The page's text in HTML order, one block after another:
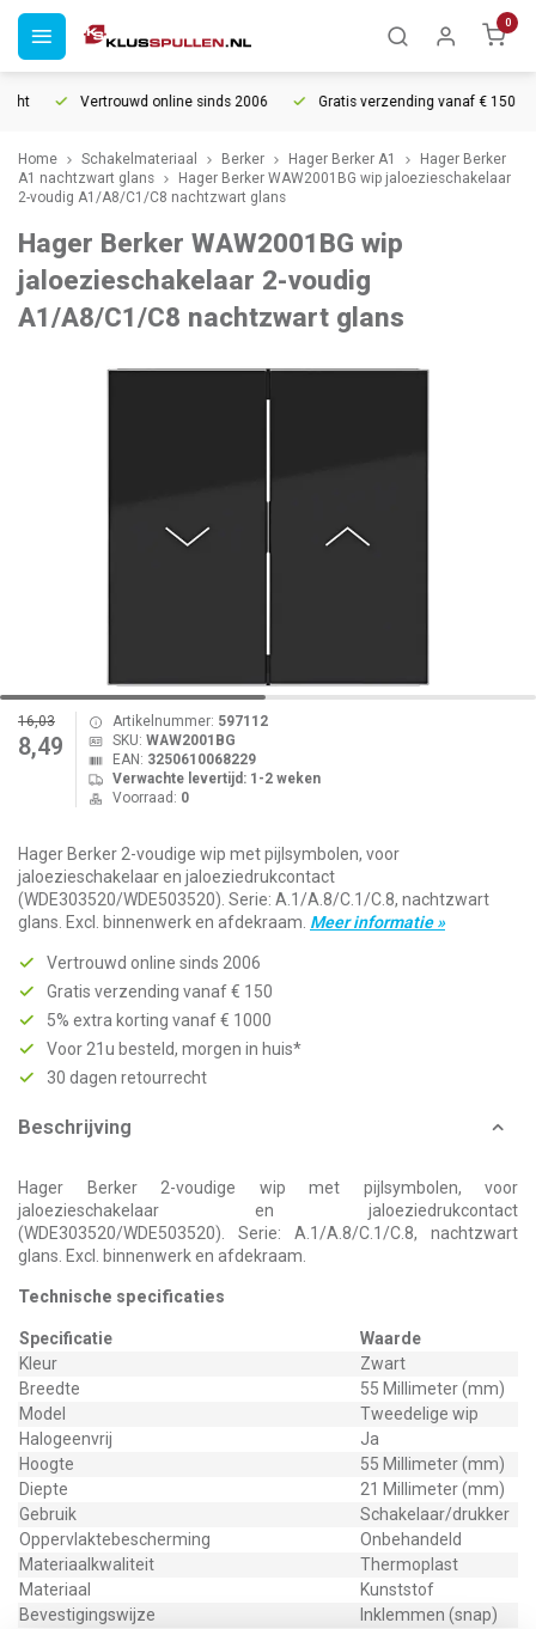
0
Vertrouwd online sinds 2006 Gratis verzending vanaf € 150
Home Schakelmateriaal Berker Hager Berker A1
Hager Berker
A1 nachtzwart glans
Hager Berker WAW2001BG wip jaloezieschakelaar
2-voudig A1/A8/C1/C8 nachtzwart glans
Hager Berker WAW2001BG wip
jaloezieschakelaar 2-voudig
A1/A8/C1/C8 nachtzwart glans
16,03
8,49
Artikelnummer: 597112
SKU: WAW2001BG
EAN: 3250610068229
Verwachte levertijd: 1-2 weken
Voorraad: 0
Hager Berker 2-voudige wip met pijlsymbolen, voor
jaloezieschakelaar en jaloeziedrukcontact
(WDE303520/WDE503520). Serie: A.1/A.8/C.1/C.8, nachtzwart
glans. Excl. binnenwerk en afdekraam. Meer informatie »
Vertrouwd online sinds 2006
Gratis verzending vanaf € 150
5% extra korting vanaf € 1000
Voor 21u besteld, morgen in huis*
30 dagen retourrecht
Beschrijving
Hager Berker 2-voudige wip met pijlsymbolen, voor
jaloezieschakelaar en jaloeziedrukcontact
(WDE303520/WDE503520). Serie: A.1/A.8/C.1/C.8, nachtzwart
glans. Excl. binnenwerk en afdekraam.
Technische specificaties
Specificatie
Waarde
Kleur
Zwart
Breedte
55 Millimeter (mm)
Model
Tweedelige wip
Halogeenvrij
Ja
Hoogte
55 Millimeter (mm)
Diepte
21 Millimeter (mm)
Gebruik
Schakelaar/drukker
Oppervlaktebescherming
Onbehandeld
Materiaalkwaliteit
Thermoplast
Materiaal
Kunststof
Bevestigingswijze
Inklemmen (snap)